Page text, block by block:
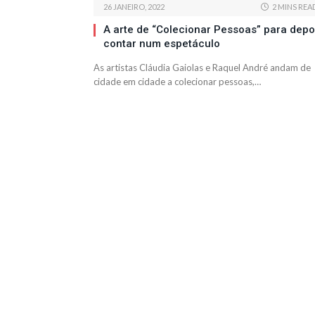
26 JANEIRO, 2022 2 MINS
A arte de “Colecionar Pessoas” para
contar num espetáculo
As artistas Cláudia Gaiolas e Raquel André andam de
cidade em cidade a colecionar pessoas,…